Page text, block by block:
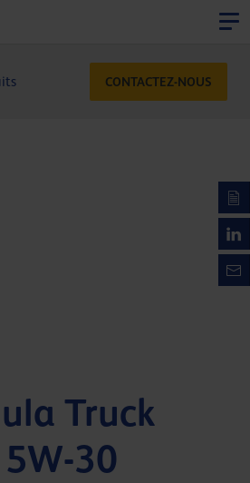
CONTACTEZ-NOUS
Truck
30